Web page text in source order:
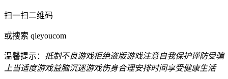
扫一扫二维码
或搜索 qieyoucom
温馨提示： 抵制不良游戏拒绝盗版游戏注意自我保护谨防受骗
上当适度游戏益脑沉迷游戏伤身合理安排时间享受健康生活